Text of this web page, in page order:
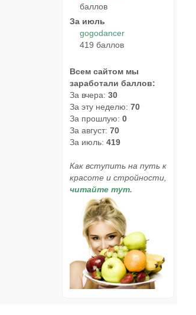
баллов
За июль
gogodancer
419 баллов
Всем сайтом мы
заработали баллов:
За вчера: 30
За эту неделю: 70
За прошлую: 0
За август: 70
За июль: 419
Как вступить на путь к
красоте и стройности,
читайте тут.